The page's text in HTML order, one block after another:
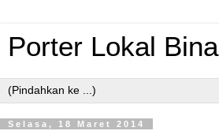
Porter Lokal
Selasa, 18 Maret 2014